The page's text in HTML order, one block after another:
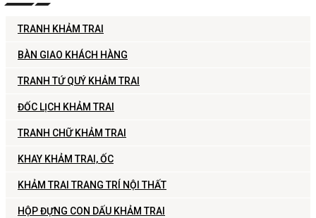
TRANH KHẢM TRAI
BÀN GIAO KHÁCH HÀNG
TRANH TỨ QUÝ KHẢM TRAI
ĐỐC LỊCH KHẢM TRAI
TRANH CHỮ KHẢM TRAI
KHAY KHẢM TRAI, ỐC
KHẢM TRAI TRANG TRÍ NỘI THẤT
HỘP ĐỰNG CON DẤU KHẢM TRAI